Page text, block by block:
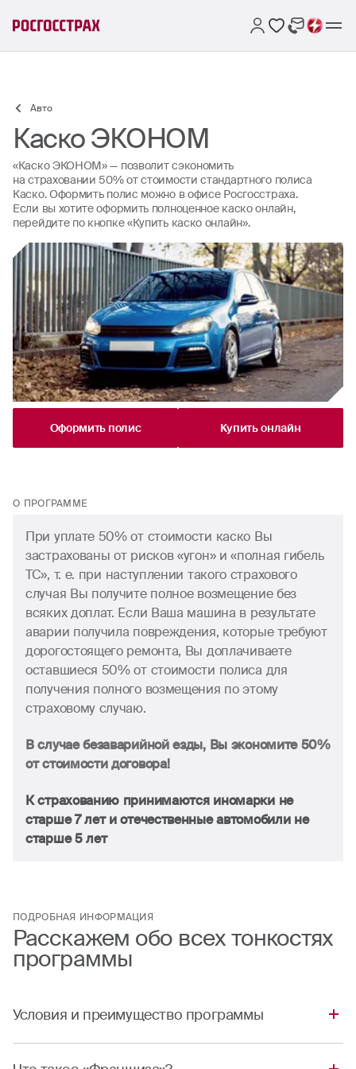
Авто
Каско ЭКОНОМ
«Каско ЭКОНОМ» — позволит сэкономить
на страховании 50% от стоимости стандартного полиса
Каско. Оформить полис можно в офисе Росгосстраха.
Если вы хотите оформить полноценное каско онлайн,
перейдите по кнопке «Купить каско онлайн».
Оформить полис Купить онлайн
При уплате 50% от стоимости каско Вы
застрахованы от рисков «угон» и «полная гибель
ТС», т. е. при наступлении такого страхового
случая Вы получите полное возмещение без
всяких доплат. Если Ваша машина в результате
аварии получила повреждения, которые требуют
дорогостоящего ремонта, Вы доплачиваете
оставшиеся 50% от стоимости полиса для
получения полного возмещения по этому
страховому случаю.
В случае безаварийной езды, Вы экономите 50%
от стоимости договора!
К страхованию принимаются иномарки не
старше 7 лет и отечественные автомобили не
старше 5 лет
О ПРОГРАММЕ
Расскажем обо всех тонкостях
программы
Условия и преимущество программы
ПОДРОБНАЯ ИНФОРМАЦИЯ